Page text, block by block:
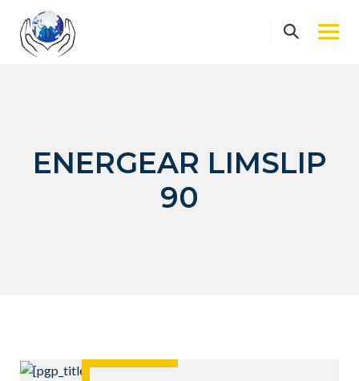
content
ENERGEAR LIMSLIP
90